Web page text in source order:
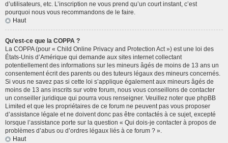
d’utilisateurs, etc. L’inscription ne vous prend qu’un court instant, c’est
pourquoi nous vous recommandons de le faire.
Haut
Qu’est-ce que la COPPA ?
La COPPA (pour « Child Online Privacy and Protection Act ») est une loi des
États-Unis d’Amérique qui demande aux sites internet collectant
potentiellement des informations sur les mineurs âgés de moins de 13 ans un
consentement écrit des parents ou des tuteurs légaux des mineurs concernés.
Si vous ne savez pas si cette loi s’applique également aux mineurs âgés de
moins de 13 ans inscrits sur votre forum, nous vous conseillons de contacter
un conseiller juridique qui pourra vous renseigner. Veuillez noter que phpBB
Limited et que les propriétaires de ce forum ne peuvent pas vous proposer
d’assistance légale et ne doivent donc pas être contactés à ce sujet, excepté
lorsque l’assistance porte sur la question « Qui dois-je contacter à propos de
problèmes d’abus ou d’ordres légaux liés à ce forum ? ».
Haut